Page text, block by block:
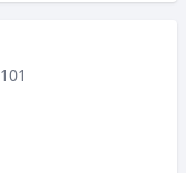
101